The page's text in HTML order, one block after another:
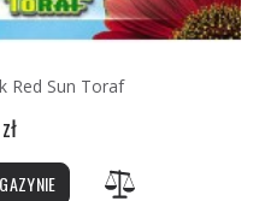
Red Sun Toraf